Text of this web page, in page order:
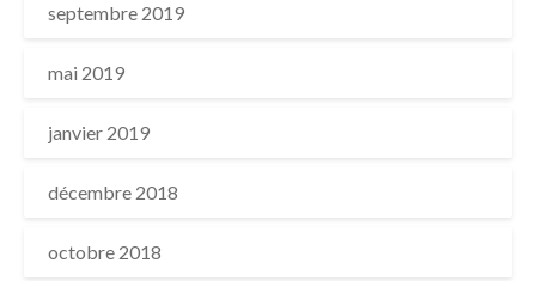
septembre 2019
mai 2019
janvier 2019
décembre 2018
octobre 2018